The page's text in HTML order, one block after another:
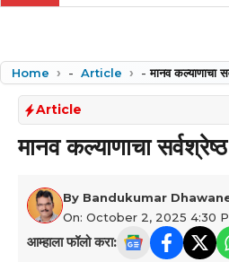
Home - Article -मानव कल्याणाचा
Article
मानव कल्याणाचा
By Bandukumar
On: October 2, 2025 4:30
आम्हाला फॉलो करा: